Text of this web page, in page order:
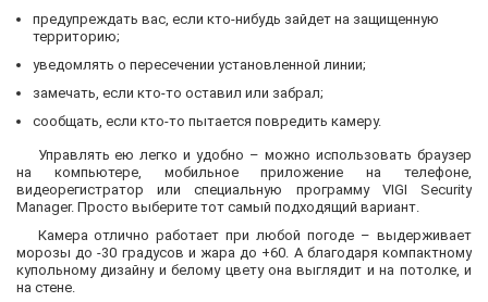
предупреждать вас, если кто-нибудь зайдет на защищенную
территорию;
уведомлять о пересечении установленной линии;
замечать, если кто-то оставил или забрал;
сообщать, если кто-то пытается повредить камеру.
Управлять ею легко и удобно – можно использовать браузер
на компьютере, мобильное приложение на телефоне,
видеорегистратор или специальную программу VIGI Security
Manager. Просто выберите тот самый подходящий вариант.
Камера отлично работает при любой погоде – выдерживает
морозы до -30 градусов и жара до +60. А благодаря компактному
купольному дизайну и белому цвету она выглядит и на потолке, и
на стене.